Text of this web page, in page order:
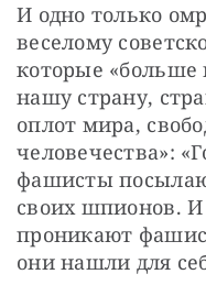
И одно только
веселому
которые «больше
нашу страну,
оплот мира,
человечества»:
фашисты
своих шпионов.
проникают
они нашли для